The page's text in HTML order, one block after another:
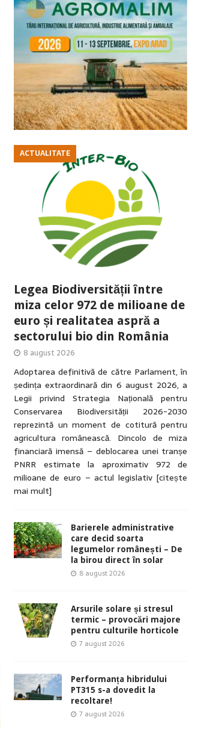
ACTUALITATE
Legea Biodiversității între
miza celor 972 de milioane de
euro și realitatea aspră a
sectorului bio din România
8 august 2026
Adoptarea definitivă de către Parlament, în
ședința extraordinară din 6 august 2026, a
Legii privind Strategia Națională pentru
Conservarea Biodiversității 2026-2030
reprezintă un moment de cotitură pentru
agricultura românească. Dincolo de miza
financiară imensă – deblocarea unei tranșe
PNRR estimate la aproximativ 972 de
milioane de euro – actul legislativ [citește
mai mult]
Barierele administrative
care decid soarta
legumelor românești – De
la birou direct în solar
8 august 2026
Arsurile solare și stresul
termic – provocări majore
pentru culturile horticole
7 august 2026
Performanța hibridului
PT315 s-a dovedit la
recoltare!
7 august 2026